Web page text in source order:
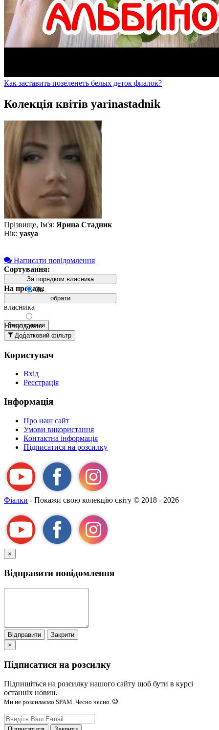
Как заставить позеленеть белых деток фиалок?
Колекція квітів yarinastadnik
Прізвище, Ім'я: Ярина Стадник
Нік: yasya
Написати повідомлення
Сортування:
За порядком власника
За
власника
Нещодавно
додані
вгорі
Давно
додані
За
назвою А-
Я
назвою Я-
На продаж:
обрати
Застосувати
Додатковий фільтр
Користувач
Вхід
Реєстрація
Інформація
Про наш сайт
Умови використання
Контактна інформація
Підписатися на розсилку
Фіалки - Покажи свою колекцію світу © 2018 - 2026
×
Відправити повідомлення
Відправити
Закрити
×
Підписатися на розсилку
Підпишіться на розсилку нашого сайту щоб бути в курсі
останніх новин.
Ми не розсилаємо SPAM. Чесно чесно.